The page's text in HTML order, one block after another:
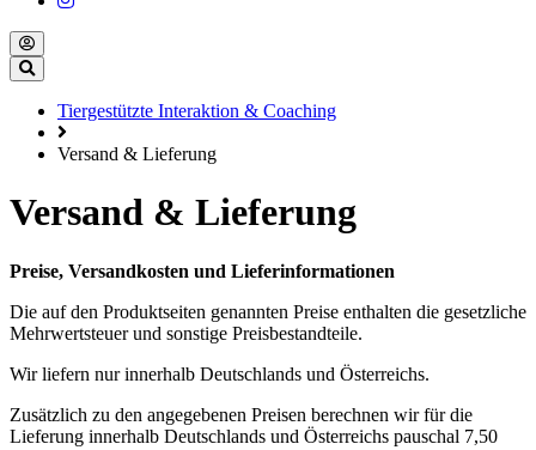
Tiergestützte Interaktion & Coaching
Versand & Lieferung
Versand & Lieferung
Preise, Versandkosten und Lieferinformationen
Die auf den Produktseiten genannten Preise enthalten die gesetzliche
Mehrwertsteuer und sonstige Preisbestandteile.
Wir liefern nur innerhalb Deutschlands und Österreichs.
Zusätzlich zu den angegebenen Preisen berechnen wir für die
Lieferung innerhalb Deutschlands und Österreichs pauschal 7,50